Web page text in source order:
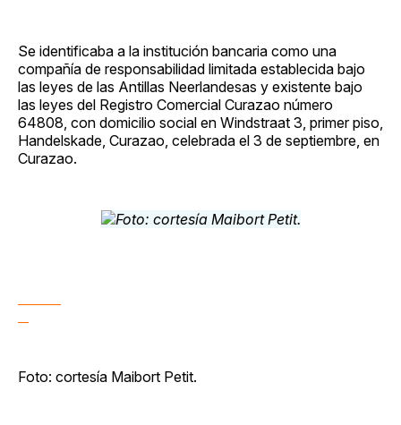
Se identificaba a la institución bancaria como una
compañía de responsabilidad limitada establecida bajo
las leyes de las Antillas Neerlandesas y existente bajo
las leyes del Registro Comercial Curazao número
64808, con domicilio social en Windstraat 3, primer piso,
Handelskade, Curazao, celebrada el 3 de septiembre, en
Curazao.
Foto: cortesía Maibort Petit.